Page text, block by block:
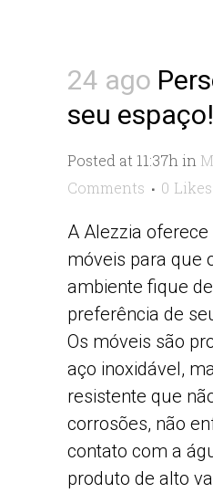
24 ago
seu espaço!
Posted at 11:37h in
Comments
0 Likes
A Alezzia
móveis para que
ambiente fique
preferência de
Os móveis são
aço inoxidável,
resistente que
corrosões, não
contato com a
produto de alto